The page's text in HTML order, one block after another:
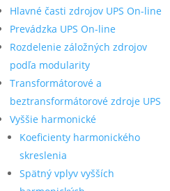
Hlavné časti zdrojov UPS On-line
Prevádzka UPS On-line
Rozdelenie záložných zdrojov
podľa modularity
Transformátorové a
beztransformátorové zdroje UPS
Vyššie harmonické
Koeficienty harmonického
skreslenia
Spätný vplyv vyšších